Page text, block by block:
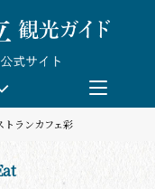
トランカフェ彩